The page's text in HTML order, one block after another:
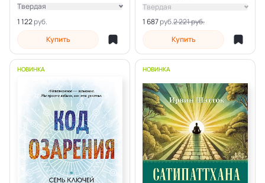
1 122
Твердая
Электронная
Купить
2 221 руб.
1 687
Твердая
Купить
НОВИНКА НОВИНКА